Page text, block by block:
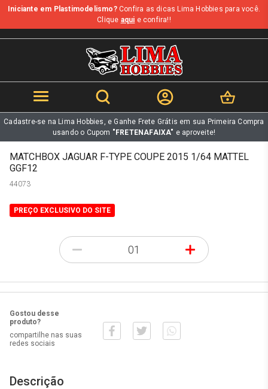
b
Iniciante em Plastimodelismo?Confira as dicas Lima Hobbies para você.
Clique aqui e confira!!
Cadastre-se na Lima Hobbies, e Ganhe Frete Grátis em sua Primeira Compra
usando o Cupom "FRETENAFAIXA" e aproveite!
MATCHBOX JAGUAR F-TYPE COUPE 2015 1/64 MATTEL
GGF12
44073
PREÇO EXCLUSIVO DO SITE
- +
Gostou desse
produto?
compartilhe nas suas
redes sociais
Descrição